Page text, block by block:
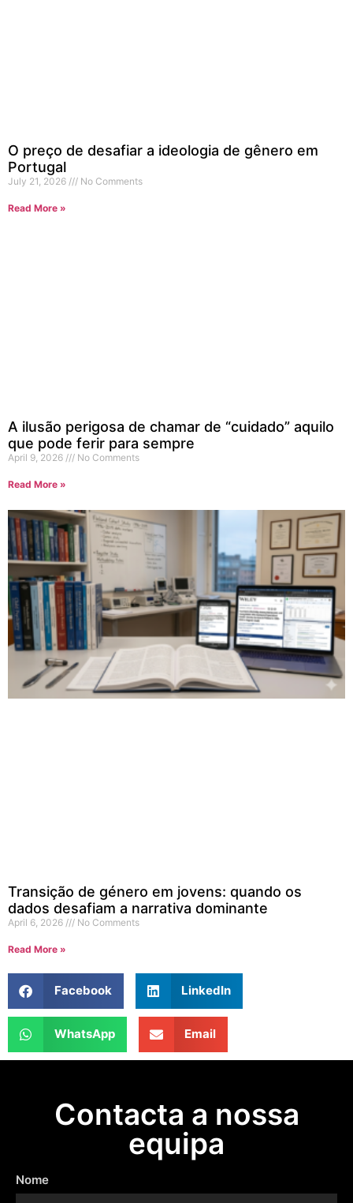
O preço de desafiar a ideologia de gênero em
Portugal
July 21, 2026 No Comments
Read More »
A ilusão perigosa de chamar de “cuidado” aquilo
que pode ferir para sempre
April 9, 2026 No Comments
Read More »
Transição de género em jovens: quando os
dados desafiam a narrativa dominante
April 6, 2026 No Comments
Read More »
Facebook LinkedIn
WhatsApp Email
Contacta a nossa
equipa
Nome